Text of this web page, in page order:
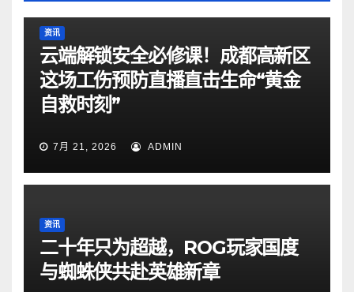
资讯
云端解锁安全必修课！成都高新区
这场工伤预防直播直击生命“黄金
自救时刻”
7月 21, 2026 ADMIN
资讯
二十年只为超越，ROG玩家国度
与蜘蛛侠共赴英雄新章